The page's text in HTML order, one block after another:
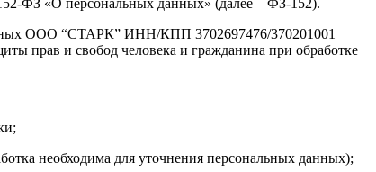
ООО “СТАРК” ИНН/КПП 3702697476/370201001
прав и свобод человека и гражданина при обработке
необходима для уточнения персональных данных);